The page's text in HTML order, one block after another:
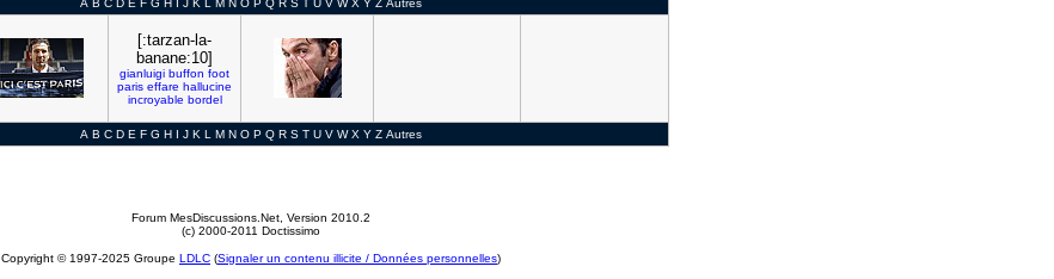
A B C D E F G H I J K L M N O P Q R S T U V W X Y Z Autres
[:tarzan-la-
banane:10]
gianluigi buffon foot
paris effare hallucine
incroyable bordel
A B C D E F G H I J K L M N O P Q R S T U V W X Y Z Autres
Forum MesDiscussions.Net , Version 2010.2
(c) 2000-2011 Doctissimo
Copyright © 1997-2025 Groupe LDLC (Signaler un contenu illicite / Données personnelles)